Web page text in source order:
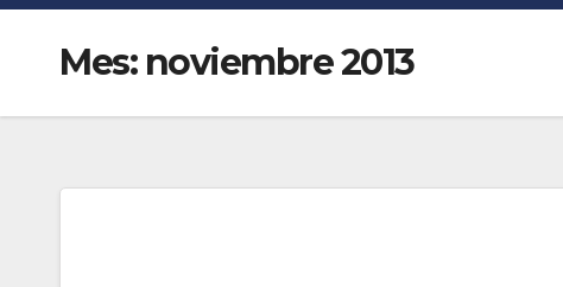
Mes: noviembre 2013